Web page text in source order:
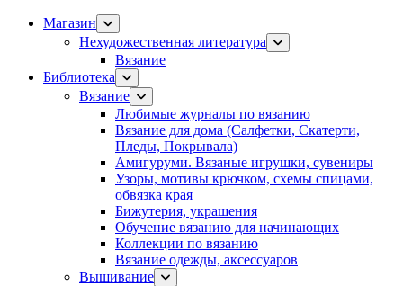
Магазин
Нехудожественная литература
Вязание
Библиотека
Вязание
Любимые журналы по вязанию
Вязание для дома (Салфетки, Скатерти,
Пледы, Покрывала)
Амигуруми. Вязаные игрушки, сувениры
Узоры, мотивы крючком, схемы спицами,
обвязка края
Бижутерия, украшения
Обучение вязанию для начинающих
Коллекции по вязанию
Вязание одежды, аксессуаров
Вышивание